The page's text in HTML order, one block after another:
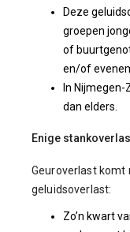
Deze
groepen
of
en/of
In
dan elders.
Enige
Geuroverlast komt
geluidsoverlast:
Zo’n kwart